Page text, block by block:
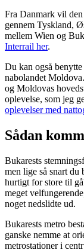
Fra Danmark vil
gennem Tyskland,
mellem Wien og
Interrail her.
Du kan også
nabolandet
og Moldovas
oplevelse, som jeg
oplevelser med
Sådan
Bukarests
men lige så snart
hurtigt for store til
meget
noget nedslidte ud.
Bukarests metro
ganske nemme at
metrostationer i